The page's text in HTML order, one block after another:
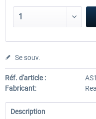
Se souv.
Réf. d'article :
Fabricant:
Description